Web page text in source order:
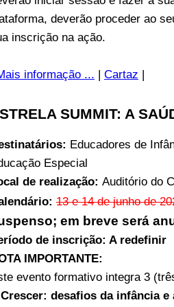
deverão proceder ao
inscrição na ação.
informação ... | Cartaz |
SUMMIT: A
Educadores de
Especial
de realização: Auditório do
13 e 14 de junho de
em breve será
de inscrição: A redefinir
IMPORTANTE:
evento formativo integra 3
desafios da infância